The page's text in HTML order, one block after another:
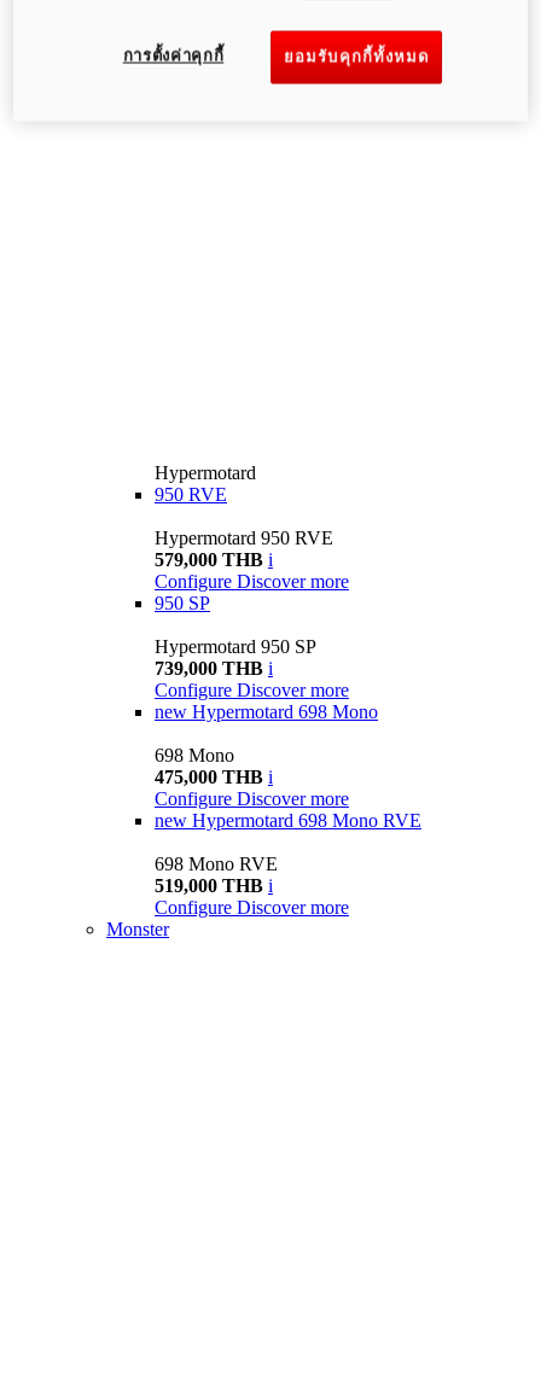
Hypermotard
950 RVE
Hypermotard 950 RVE
579,000 THB i
Configure Discover more
950 SP
Hypermotard 950 SP
739,000 THB i
Configure Discover more
new Hypermotard 698 Mono
698 Mono
475,000 THB i
Configure Discover more
new Hypermotard 698 Mono RVE
698 Mono RVE
519,000 THB i
Configure Discover more
Monster
ยอมรับคุกกี้ทั้งหมด
การตั้งค่าคุกกี้